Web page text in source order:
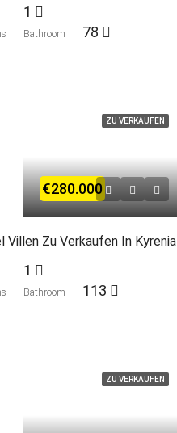
1
Bathroom 78
ZU VERKAUFEN
€280.000
Villen Zu Verkaufen In Kyrenia
1
Bathroom 113
ZU VERKAUFEN